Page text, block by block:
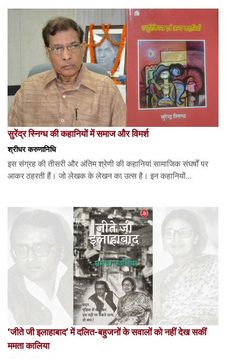
सुरेंद्र स्निग्ध की कहानियों में समाज और विमर्श
श्रीधर करुणानिधि
इस संग्रह की तीसरी और अंतिम श्रेणी की कहानियां सामाजिक संघर्षों पर
आकर ठहरती हैं। जो लेखक के लेखन का उत्स है। इन कहानियों...
‘जीते जी इलाहाबाद’ में दलित-बहुजनों के सवालों को नहीं देख सकीं
ममता कालिया